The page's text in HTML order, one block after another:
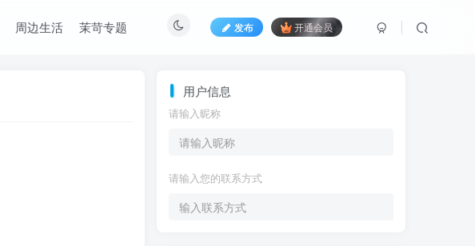
发布 开通会员
周边生活 茉苛专题
用户信息
请输入昵称
请输入您的联系方式